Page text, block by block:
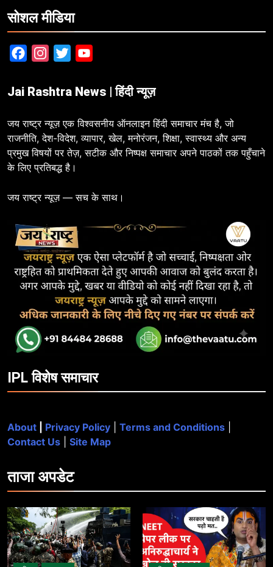
सोशल मीडिया
FacebookInstagram
Twitter
Jai Rashtra News | हिंदी न्यूज़
जय राष्ट्र न्यूज़ एक विश्वसनीय ऑनलाइन हिंदी समाचार मंच है, जो
राजनीति, देश-विदेश, व्यापार, खेल, मनोरंजन, शिक्षा, स्वास्थ्य और अन्य
प्रमुख विषयों पर तेज़, सटीक और निष्पक्ष समाचार अपने पाठकों तक पहुँचाने
के लिए प्रतिबद्ध है।
जय राष्ट्र न्यूज़ — सच के साथ।
IPL विशेष समाचार
About Privacy Policy Terms and Conditions
Contact Us
Site Map
ताजाअपडेट